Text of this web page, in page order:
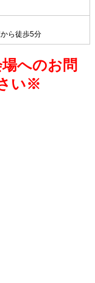
ら徒歩5分
へのお問
い※